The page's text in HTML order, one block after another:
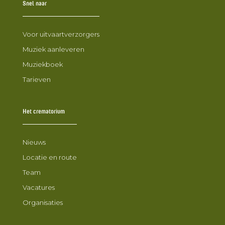
Snel naar
Voor uitvaartverzorgers
Muziek aanleveren
Muziekboek
Tarieven
Het crematorium
Nieuws
Locatie en route
Team
Vacatures
Organisaties